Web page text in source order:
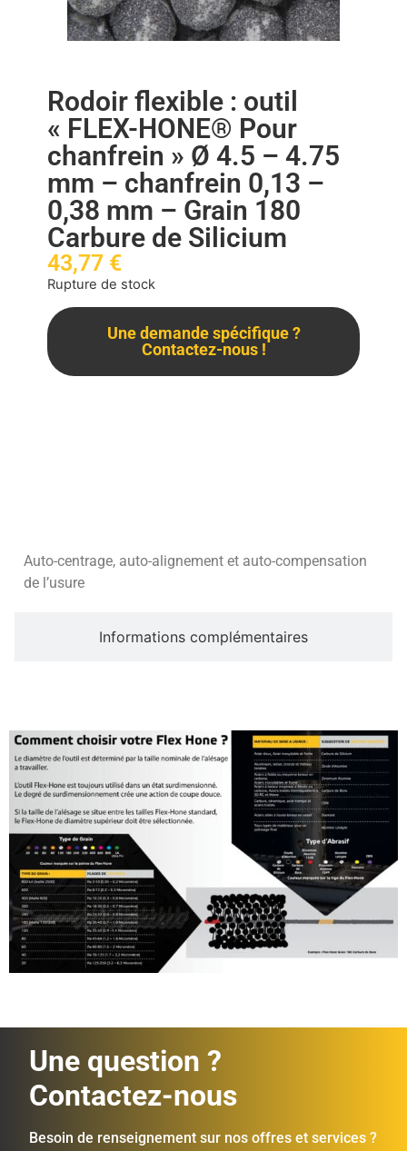
Rodoir flexible : outil
« FLEX-HONE® Pour
chanfrein » Ø 4.5 – 4.75
mm – chanfrein 0,13 –
0,38 mm – Grain 180
Carbure de Silicium
43,77 €
Rupture de stock
Une demande spécifique ?
Contactez-nous !
Informations complémentaires
Auto-centrage, auto-alignement et auto-compensation
de l’usure
Une question ?
Contactez-nous
Besoin de renseignement sur nos offres et services ?